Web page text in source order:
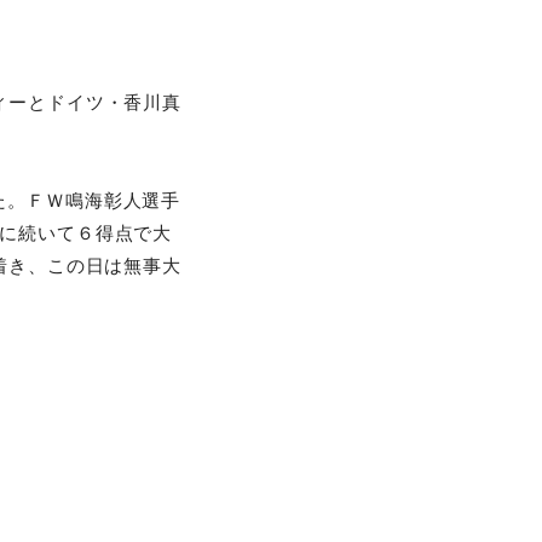
ーとドイツ・香川真
ＦＷ鳴海彰人選手
続いて６得点で大
き、この日は無事大